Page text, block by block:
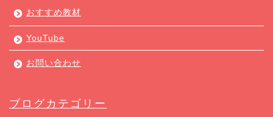
おすすめ教材
YouTube
お問い合わせ
ブログカテゴリー